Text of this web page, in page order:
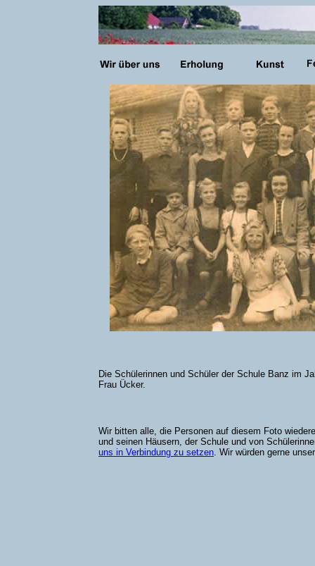
Die Schülerinnen und Schüler der Schule Banz im
Frau Ücker.
Wir bitten alle, die Personen auf diesem Foto
und seinen Häusern, der Schule und von
uns in Verbindung zu setzen. Wir würden gerne